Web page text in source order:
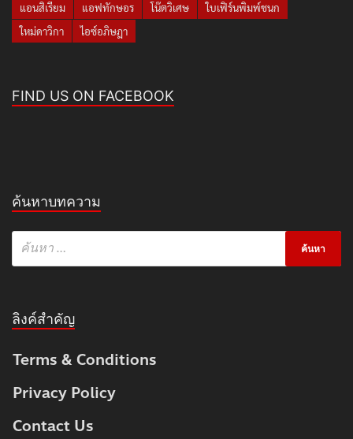
แอนสิเรียม
แอฟทักษอร โน๊ตวิเศษ
ใบเฟิร์นพิมพ์ชนก
ใหม่ดาวิกา
ไอซ์อภิษฎา
FIND US ON FACEBOOK
ค้นหาบทความ
ลิงค์สำคัญ
Terms & Conditions
Privacy Policy
Contact Us